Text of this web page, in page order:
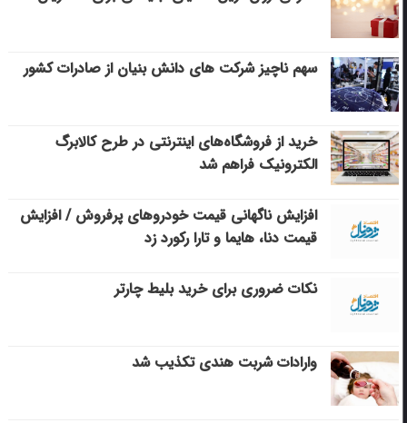
سهم ناچیز شرکت های دانش بنیان از صادرات کشور
خرید از فروشگاه‌های اینترنتی در طرح کالابرگ
الکترونیک فراهم شد
افزایش ناگهانی قیمت خودروهای پرفروش / افزایش
قیمت دنا، هایما و تارا رکورد زد
نکات ضروری برای خرید بلیط چارتر
وارادات شربت هندی تکذیب شد